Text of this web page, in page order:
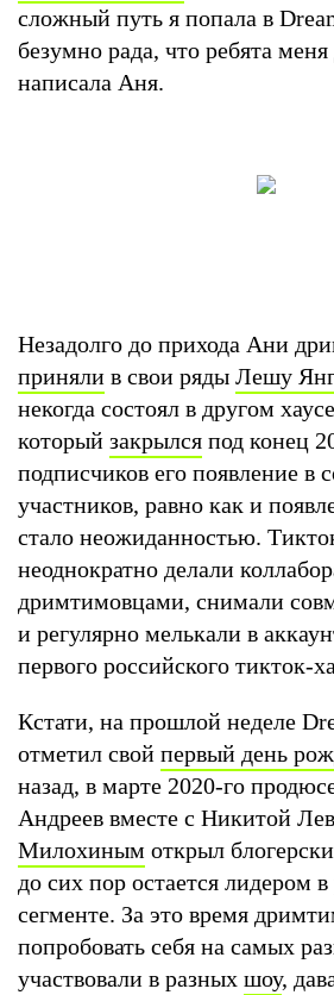
сложный путь я попала в
безумно рада, что ребята
написала Аня.
Незадолго до прихода Ани
приняли в свои ряды Лешу
некогда состоял в другом
который закрылся под конец
подписчиков его появление в
участников, равно как и
стало неожиданностью.
неоднократно делали
дримтимовцами, снимали
и регулярно мелькали в
первого российского тикток-
Кстати, на прошлой неделе
отметил свой первый день
назад, в марте 2020-го
Андреев вместе с Никитой
Милохиным открыл
до сих пор остается лидером
сегменте. За это время
попробовать себя на самых
участвовали в разных шоу,